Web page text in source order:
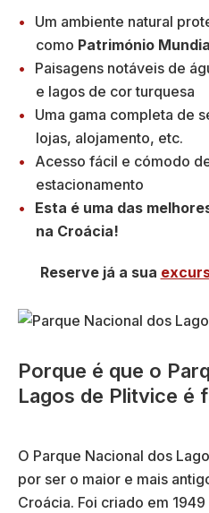
Um ambiente natural
como Património
Paisagens notáveis de
e lagos de cor turquesa
Uma gama completa de
lojas, alojamento, etc.
Acesso fácil e cómodo
estacionamento
Esta é uma das
na Croácia!
Reserve já a sua
Porque é que o
Lagos de Plitvice é
O Parque Nacional dos
por ser o maior e mais
Croácia. Foi criado em